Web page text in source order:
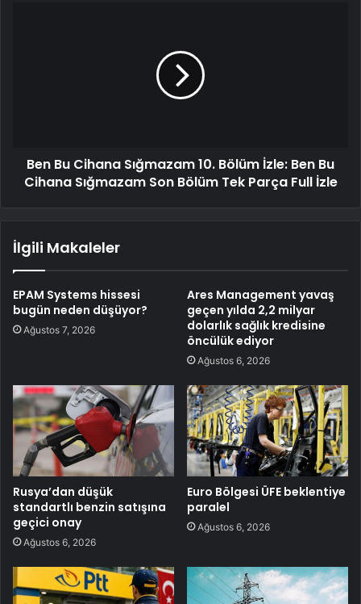
Ben Bu Cihana Sığmazam 10. Bölüm İzle: Ben Bu
Cihana Sığmazam Son Bölüm Tek Parça Full İzle
İlgili Makaleler
EPAM Systems hissesi
bugün neden düşüyor?
Ağustos 7, 2026
Ares Management yavaş
geçen yılda 2,2 milyar
dolarlık sağlık kredisine
öncülük ediyor
Ağustos 6, 2026
Rusya’dan düşük
standartlı benzin satışına
geçici onay
Ağustos 6, 2026
Euro Bölgesi ÜFE beklentiye
paralel
Ağustos 6, 2026